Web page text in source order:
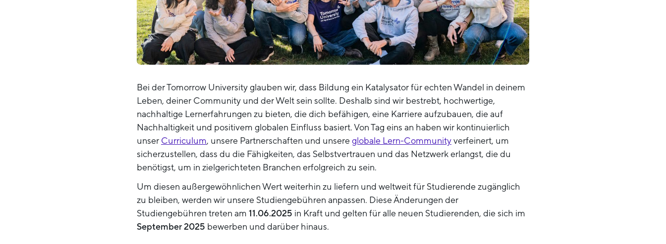
Bei der Tomorrow University glauben wir, dass Bildung ein Katalysator für echten Wandel in deinem
Leben, deiner Community und der Welt sein sollte. Deshalb sind wir bestrebt, hochwertige,
nachhaltige Lernerfahrungen zu bieten, die dich befähigen, eine Karriere aufzubauen, die auf
Nachhaltigkeit und positivem globalen Einfluss basiert. Von Tag eins an haben wir kontinuierlich
unser Curriculum, unsere Partnerschaften und unsereglobale Lern-Communityverfeinert, um
sicherzustellen, dass du die Fähigkeiten, das Selbstvertrauen und das Netzwerk erlangst, die du
benötigst, um in zielgerichteten Branchen erfolgreich zu sein.
Um diesen außergewöhnlichen Wert weiterhin zu liefern und weltweit für Studierende zugänglich
zu bleiben, werden wir unsere Studiengebühren anpassen. Diese Änderungen der
Studiengebühren treten am 11.06.2025 in Kraft und gelten für alle neuen Studierenden, die sich im
September 2025 bewerben und darüber hinaus.